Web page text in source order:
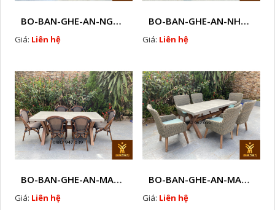
BO-BAN-GHE-AN-NGOAI-TROI-KT1
Giá: Liên hệ
BO-BAN-GHE-AN-NHUA-GIA-MAY-NGOAI-TROI-B1
Giá: Liên hệ
BO-BAN-GHE-AN-MAY-NHUA-C2
Giá: Liên hệ
BO-BAN-GHE-AN-MAY-NHUA-C1
Giá: Liên hệ